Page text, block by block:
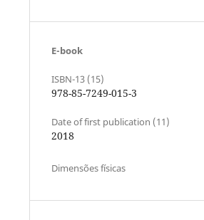
E-book
ISBN-13 (15)
978-85-7249-015-3
Date of first publication (11)
2018
Dimensões físicas